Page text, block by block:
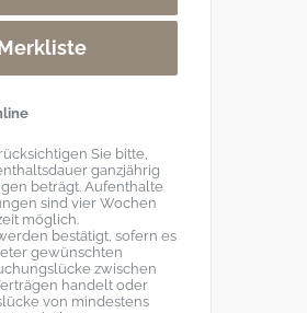
Sie bitte,
ganzjährig
beträgt. Aufenthalte
sind vier Wochen
möglich.
bestätigt, sofern es
gewünschten
zwischen
handelt oder
von mindestens